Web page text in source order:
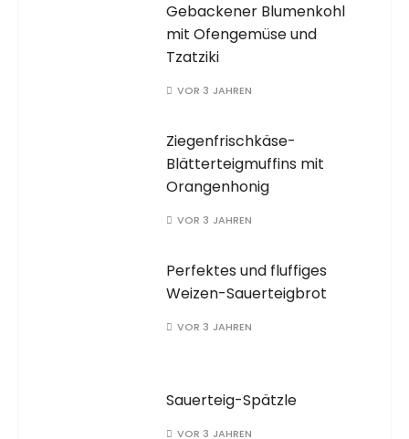
Gebackener Blumenkohl
mit Ofengemüse und
Tzatziki
VOR 3 JAHREN
Ziegenfrischkäse-
Blätterteigmuffins mit
Orangenhonig
VOR 3 JAHREN
Perfektes und fluffiges
Weizen-Sauerteigbrot
VOR 3 JAHREN
Sauerteig-Spätzle
VOR 3 JAHREN